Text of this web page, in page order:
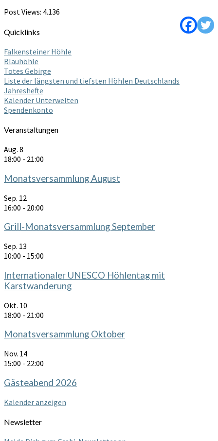
Post Views: 4.136
Quicklinks
Falkensteiner Höhle
Blauhöhle
Totes Gebirge
Liste der längsten und tiefsten Höhlen Deutschlands
Jahreshefte
Kalender Unterwelten
Spendenkonto
Veranstaltungen
Aug. 8
18:00 - 21:00
Monatsversammlung August
Sep. 12
16:00 - 20:00
Grill-Monatsversammlung September
Sep. 13
10:00 - 15:00
Internationaler UNESCO Höhlentag mit
Karstwanderung
Okt. 10
18:00 - 21:00
Monatsversammlung Oktober
Nov. 14
15:00 - 22:00
Gästeabend 2026
Kalender anzeigen
Newsletter